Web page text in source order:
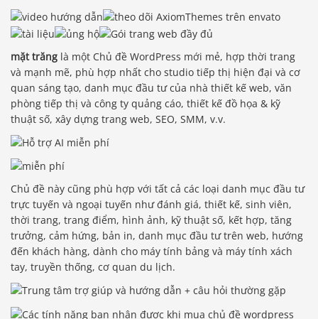
mặt trăng là một Chủ đề WordPress mới mẻ, hợp thời trang
và mạnh mẽ, phù hợp nhất cho studio tiếp thị hiện đại và cơ
quan sáng tạo, danh mục đầu tư của nhà thiết kế web, văn
phòng tiếp thị và công ty quảng cáo, thiết kế đồ họa & kỹ
thuật số, xây dựng trang web, SEO, SMM, v.v.
Chủ đề này cũng phù hợp với tất cả các loại danh mục đầu tư
trực tuyến và ngoại tuyến như đánh giá, thiết kế, sinh viên,
thời trang, trang điểm, hình ảnh, kỹ thuật số, kết hợp, tăng
trưởng, cảm hứng, bản in, danh mục đầu tư trên web, hướng
đến khách hàng, dành cho máy tính bảng và máy tính xách
tay, truyền thống, cơ quan du lịch.